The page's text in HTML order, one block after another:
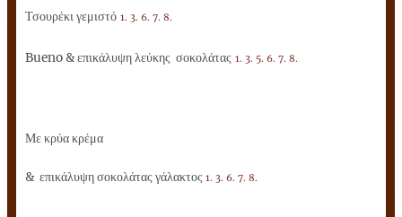
Τσουρέκι γεμιστό 1. 3. 6. 7. 8.
Bueno & επικάλυψη λεύκης σοκολάτας 1. 3. 5. 6. 7. 8.
Με κρύα κρέμα
& επικάλυψη σοκολάτας γάλακτος 1. 3. 6. 7. 8.